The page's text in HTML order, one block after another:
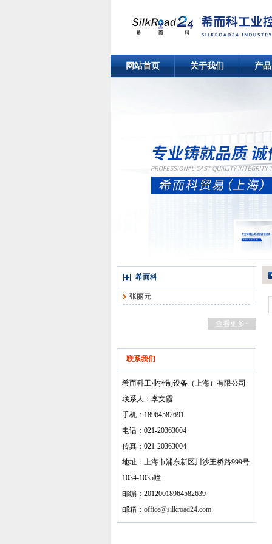
网站首页 关于我们 产
希而科
张丽元
查看更多+
联系我们
希而科工业控制设备（上海）有限公司
联系人：李文霞
手机：18964582691
电话：021-20363004
传真：021-20363004
地址：上海市浦东新区川沙王桥路999号
1034-1035幢
邮编：20120018964582639
邮箱： office@silkroad24.com